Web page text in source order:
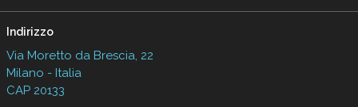
Indirizzo
Via Moretto da Brescia, 22
Milano - Italia
CAP 20133